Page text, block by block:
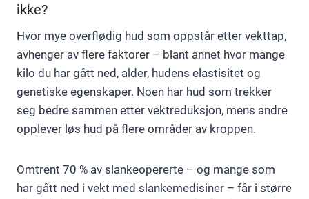
ikke?
Hvor mye overflødig hud som oppstår etter vekttap,
avhenger av flere faktorer – blant annet hvor mange
kilo du har gått ned, alder, hudens elastisitet og
genetiske egenskaper. Noen har hud som trekker
seg bedre sammen etter vektreduksjon, mens andre
opplever løs hud på flere områder av kroppen.
Omtrent 70 % av slankeopererte – og mange som
har gått ned i vekt med slankemedisiner – får i større